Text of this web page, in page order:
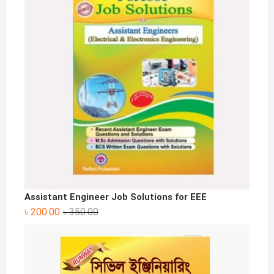
Assistant Engineer Job Solutions for EEE
৳350.00Original
was:
৳ 350.00.
৳ 200.00
Current
is:
৳ 200.00.